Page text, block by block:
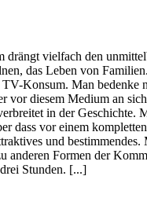
vielfach den
das Leben von
Konsum. Man bedenke
vor diesem Medium an
in der Geschichte.
dass vor einem
und
anderen Formen der
Stunden. [...]